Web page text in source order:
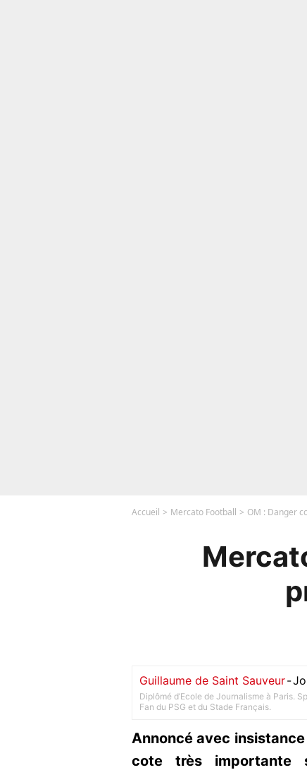
Accueil Mercato Football OM : Danger
Guillaume de Saint Sauveur-
Diplômé d’Ecole de Journalisme à Paris.
Fan du PSG et du Stade Français.
Annoncé avec
cote très importante